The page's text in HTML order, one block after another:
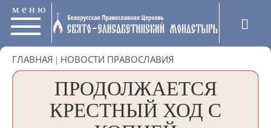
меню
ГЛАВНАЯ | НОВОСТИ ПРАВОСЛАВИЯ
ПРОДОЛЖАЕТСЯ
КРЕСТНЫЙ ХОД С